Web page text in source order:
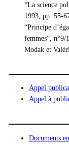
“La science
1993, pp. 55-
“Principe
femmes”,
Modak et
Appel
Appel à
Documents